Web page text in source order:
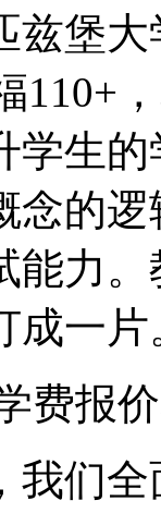
兹堡
110+
学生
念的
能力
成一
费报
我们